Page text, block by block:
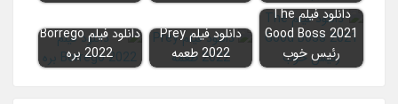
دانلود فیلم The
Good Boss 2021
رئیس خوب
دانلود فیلم Prey
2022 طعمه
دانلود فیلم Borrego
2022 بره